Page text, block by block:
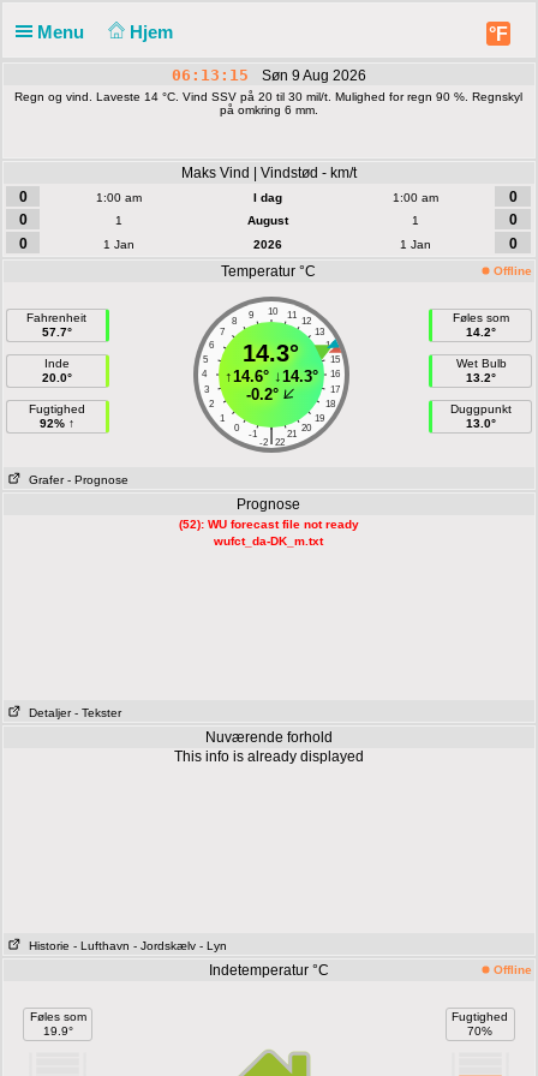
Menu Hjem °F
06:13:15 Søn 9 Aug 2026
Regn og vind. Laveste 14 °C. Vind SSV på 20 til 30 mil/t. Mulighed for regn 90 %. Regnskyl
på omkring 6 mm.
Maks Vind | Vindstød - km/t
0
1:00 am I dag 1:00 am
0
0
1 August 1
0
0
1 Jan 2026 1 Jan
0
Temperatur °C
Offline
Fahrenheit
57.7°
Inde
20.0°
Fugtighed
92% ↑
10
9 11
8
12
7
13
6
14
5
15
4
16
3
17
2
18
1
19
0
20
-1 21
|
-2 22
14.3°
↑14.6°↓14.3°
-0.2°
Føles som
14.2°
Wet Bulb
13.2°
Duggpunkt
13.0°
Grafer - Prognose
Prognose
(52): WU forecast file not ready
wufct_da-DK_m.txt
Detaljer - Tekster
Nuværende forhold
This info is already displayed
Historie - Lufthavn - Jordskælv - Lyn
Indetemperatur °C Offline
Føles som
19.9°
Fugtighed
70%